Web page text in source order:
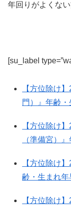
年回りがよくな
[su_label
【方位除け
門）』年齢
【方位除け
（準備宮）
【方位除け
齢・生まれ年
【方位除け